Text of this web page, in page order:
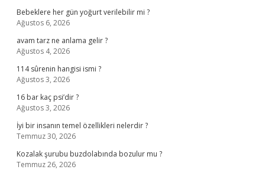
Bebeklere her gün yoğurt verilebilir mi ?
Ağustos 6, 2026
avam tarz ne anlama gelir ?
Ağustos 4, 2026
114 sûrenin hangisi ismi ?
Ağustos 3, 2026
16 bar kaç psi’dir ?
Ağustos 3, 2026
İyi bir insanın temel özellikleri nelerdir ?
Temmuz 30, 2026
Kozalak şurubu buzdolabında bozulur mu ?
Temmuz 26, 2026